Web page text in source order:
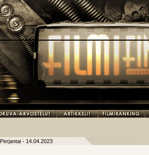
Perjantai - 14.04.2023